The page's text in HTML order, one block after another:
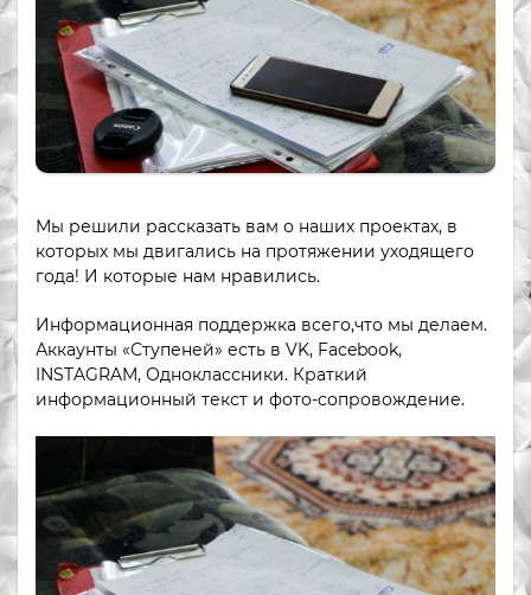
Мы решили рассказать вам о наших проектах, в
которых мы двигались на протяжении уходящего
года! И которые нам нравились.
Информационная поддержка всего,что мы делаем.
Аккаунты «Ступеней» есть в VK, Facebook,
INSTAGRAM, Одноклассники. Краткий
информационный текст и фото-сопровождение.